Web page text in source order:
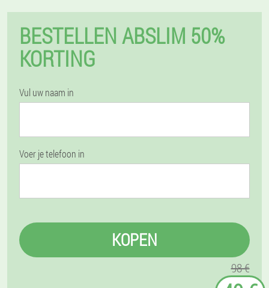
BESTELLEN ABSLIM 50%
KORTING
Vul uw naam in
Voer je telefoon in
KOPEN
98 €